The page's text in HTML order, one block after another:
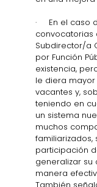
·     En el
convocatorias
Subdirector/a
por Función
existencia,
le diera
vacantes y,
teniendo en
un sistema
muchos
familiarizados,
participación
generalizar su
manera